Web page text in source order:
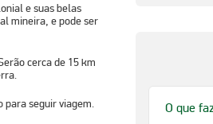
e suas belas
mineira, e pode ser
cerca de 15 km
para seguir viagem.
O que